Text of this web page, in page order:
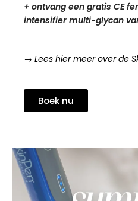
+ ontvang een gratis CE
intensifier multi-glycan
→ Lees hier meer over de
Boek nu